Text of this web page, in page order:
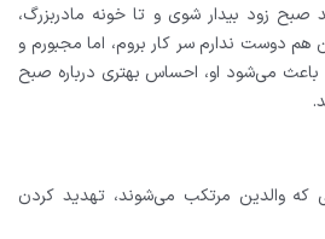
زود بیدار شوی و تا خونه مادربزرگ،
هم دوست ندارم سر کار بروم، اما مجبورم و
باعث می‌شود او، احساس بهتری درباره صبح
که والدین مرتکب می‌شوند، تهدید کردن